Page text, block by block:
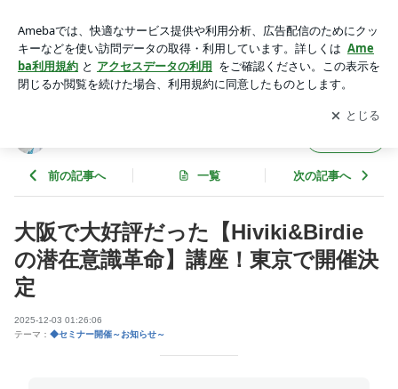
京で開催決定 | HOLOS宇宙学
アプリをダウンロードして ブログの更新通知
を受け取りまし
ょう。
開く
前の記事へ 一覧 次の記事へ
大阪で大好評だった【Hiviki&Birdie
の潜在意識革命】講座！東京で開催決
定
2025-12-03 01:26:06
テーマ： ◆セミナー開催～お知らせ～